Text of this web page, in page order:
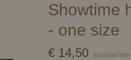
Showtime
- one size
€ 14,50 (inclusief btw